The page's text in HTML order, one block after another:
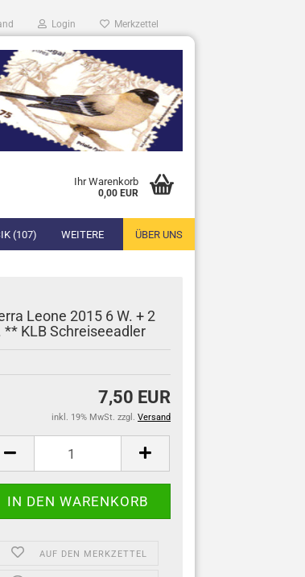
Login Merkzettel
Ihr Warenkorb
0,00 EUR
(107) ÜBER UNS
WEITERE
Leone 2015 6 W. + 2
** KLB Schreiseeadler
7,50 EUR
inkl. 19% MwSt. zzgl. Versand
AUF DEN MERKZETTEL